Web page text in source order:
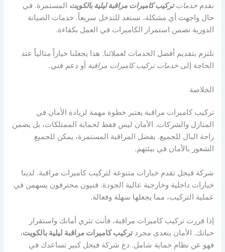
نقدمخدماتتركيب كاميرات مراقبة ليلية بالكويت المستمرة. في
حال واجهت أي مشكلة، نستعد للتدخل سريعاً. خدمات الصيانة
الدورية تضمن استمرار الكاميرات في العمل بكفاءة.
نلتزم بتقديم أفضل الخدمات لعملائنا. هذا يجعلنا خياراً مثالياً عند
الحاجة إلىخدمات تركيب كاميرات مراقبة أو دعم فني.
الخلاصة
تركيب كاميرات مراقبة يعتبر خطوة مهمة لزيادة الأمان في
المنازل والشركات. الأمان ليس فقط لحماية الممتلكات، بل يضمن
راحة البال للجميع. بفضل المراقبة المستمرة، يمكن للجميع
الشعور بالأمان في بيئتهم.
شركة فيجل تقدم خيارات متنوعة لتركيب كاميرات مراقبة. لدينا
خيارات داخلية وخارجية عالية الجودة. فنيون محترفون يسهمن في
عملية التركيب، مما يجعلها سهلة وفعالة.
إذا قررت تركيب كاميرات مراقبة، فأنت تثري أمانك واستقرار
حياتك. الأمان يتعدى مجردتركيب كاميرات مراقبة ليلية بالكويت،
فهو عن نظام حماية شامل. دع شركة فيجل كبير تساعدك في